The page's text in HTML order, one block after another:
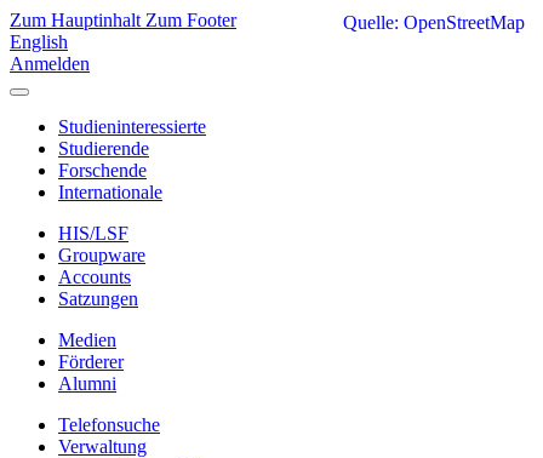
Zum Hauptinhalt Zum Footer
English
Anmelden
Studieninteressierte
Studierende
Forschende
Internationale
HIS/LSF
Groupware
Accounts
Satzungen
Medien
Förderer
Alumni
Telefonsuche
Verwaltung
Quelle: OpenStreetMap